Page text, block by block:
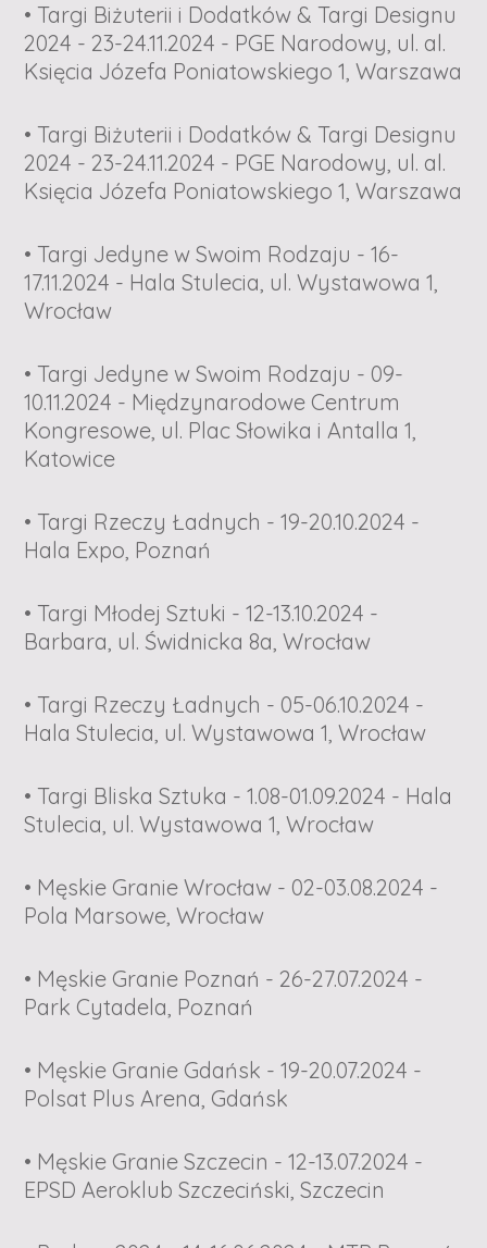
• Targi Biżuterii i Dodatków & Targi Designu
2024 - 23-24.11.2024 - PGE Narodowy, ul. al.
Księcia Józefa Poniatowskiego 1, Warszawa
• Targi Biżuterii i Dodatków & Targi Designu
2024 - 23-24.11.2024 - PGE Narodowy, ul. al.
Księcia Józefa Poniatowskiego 1, Warszawa
• Targi Jedyne w Swoim Rodzaju - 16-
17.11.2024 - Hala Stulecia, ul. Wystawowa 1,
Wrocław
• Targi Jedyne w Swoim Rodzaju - 09-
10.11.2024 - Międzynarodowe Centrum
Kongresowe, ul. Plac Słowika i Antalla 1,
Katowice
• Targi Rzeczy Ładnych - 19-20.10.2024 -
Hala Expo, Poznań
• Targi Młodej Sztuki - 12-13.10.2024 -
Barbara, ul. Świdnicka 8a, Wrocław
• Targi Rzeczy Ładnych - 05-06.10.2024 -
Hala Stulecia, ul. Wystawowa 1, Wrocław
• Targi Bliska Sztuka - 1.08-01.09.2024 - Hala
Stulecia, ul. Wystawowa 1, Wrocław
• Męskie Granie Wrocław - 02-03.08.2024 -
Pola Marsowe, Wrocław
• Męskie Granie Poznań - 26-27.07.2024 -
Park Cytadela, Poznań
• Męskie Granie Gdańsk - 19-20.07.2024 -
Polsat Plus Arena, Gdańsk
• Męskie Granie Szczecin - 12-13.07.2024 -
EPSD Aeroklub Szczeciński, Szczecin